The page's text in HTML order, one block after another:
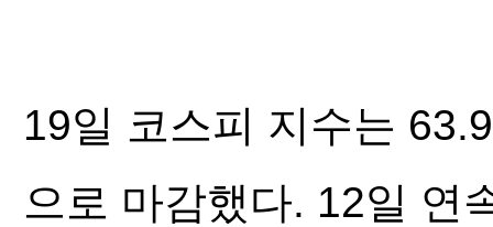
19일 코스피 지수는
으로 마감했다. 12일 연